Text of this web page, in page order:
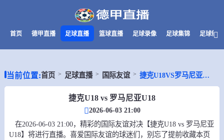
首页 德甲直播 足球直播 篮球直播 足球录像 足球集锦 足球新闻
当前位置:首页 足球直播 国际友谊 捷克U18VS罗马尼亚U18
捷克U18 vs 罗马尼亚U18
2026-06-03 21:00
在2026-06-03 21:00，精彩的国际友谊对决【捷克U18 vs 罗马尼亚
U18】将进行直播。喜爱国际友谊的球迷们，别忘了提前收藏本页